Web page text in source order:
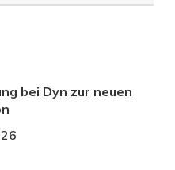
bei Dyn zur neuen